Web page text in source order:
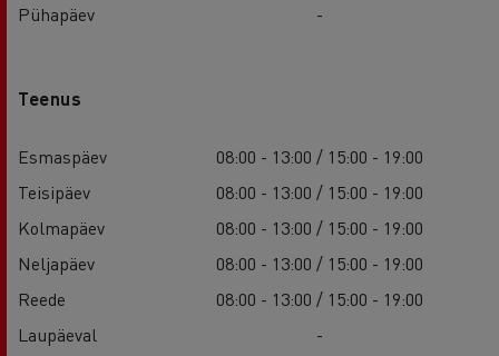
Pühapäev
-
Teenus
Esmaspäev
08:00 - 13:00 / 15:00 - 19:00
Teisipäev
08:00 - 13:00 / 15:00 - 19:00
Kolmapäev
08:00 - 13:00 / 15:00 - 19:00
Neljapäev
08:00 - 13:00 / 15:00 - 19:00
Reede
08:00 - 13:00 / 15:00 - 19:00
Laupäeval
-